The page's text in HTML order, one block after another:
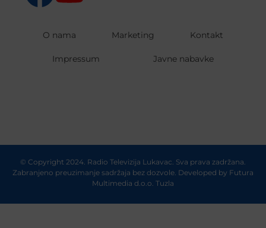
O nama Marketing Kontakt
Impressum Javne nabavke
© Copyright 2024. Radio Televizija Lukavac. Sva prava zadržana.
Zabranjeno preuzimanje sadržaja bez dozvole. Developed by Futura
Multimedia d.o.o. Tuzla